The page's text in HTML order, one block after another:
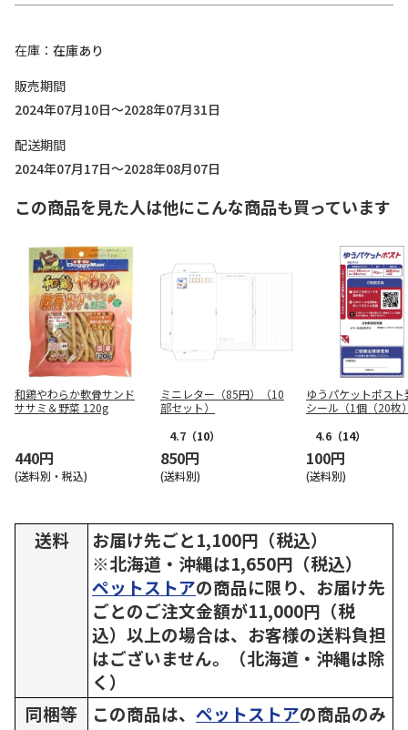
在庫
在庫あり
販売期間
2024年07月10日～2028年07月31日
配送期間
2024年07月17日～2028年08月07日
この商品を見た人は他にこんな商品も買っています
和鶏やわらか軟骨サンド
ササミ＆野菜 120g
440円
(送料別・税込)
ミニレター（85円）（10
部セット）
4.7 （10）
850円
(送料別)
ゆうパケットポスト
シール（1個（20枚
4.6 （14）
100円
(送料別)
送料
お届け先ごと1,100円（税込）
※北海道・沖縄は1,650円（税込）
ペットストアの商品に限り、お届け先
ごとのご注文金額が11,000円（税
込）以上の場合は、お客様の送料負担
はございません。（北海道・沖縄は除
く）
同梱等
この商品は、 ペットストアの商品のみ